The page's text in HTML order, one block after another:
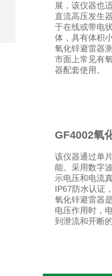
展，该仪器也
直流高压发生
于在线或带电
体，具有体积
氧化锌避雷器
市面上常见有
器配套使用。
GF4002氧
该仪器通过单
能。采用数字
示电压和电流
IP67防水认证
氧化锌避雷器
电压作用时，
到泄流和开断